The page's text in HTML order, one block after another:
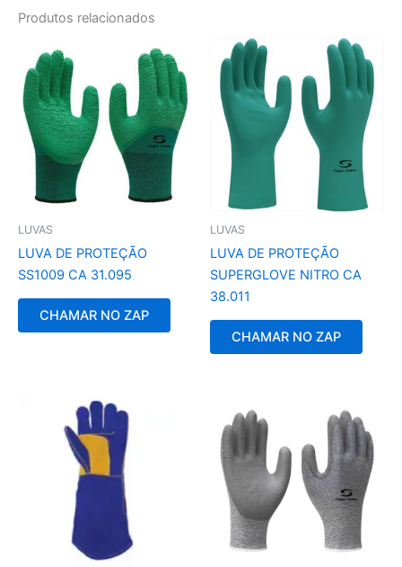
Produtos relacionados
LUVAS
LUVA DE PROTEÇÃO
SS1009 CA 31.095
CHAMAR NO ZAP
LUVAS
LUVA DE PROTEÇÃO
SUPERGLOVE NITRO CA
38.011
CHAMAR NO ZAP